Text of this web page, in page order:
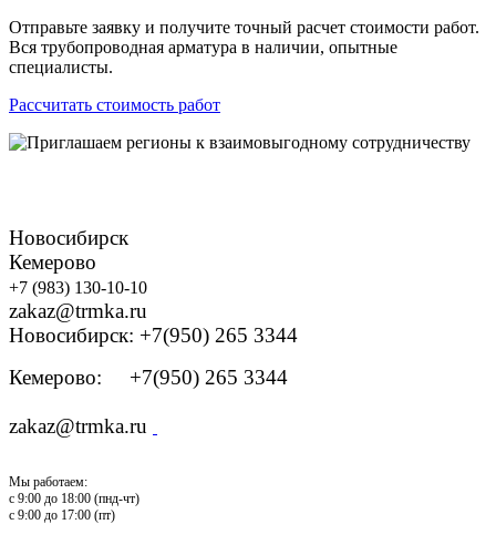
Отправьте заявку и получите точный расчет стоимости работ.
Вся трубопроводная арматура в наличии, опытные
специалисты.
Рассчитать стоимость работ
Новосибирск
Кемерово
+7 (983) 130-10-10
zakaz@trmka.ru
Новосибирск: +7(950) 265 3344
Кемерово: +7(950) 265 3344
zakaz@trmka.ru
Мы работаем:
с 9:00 до 18:00 (пнд-чт)
с 9:00 до 17:00 (пт)